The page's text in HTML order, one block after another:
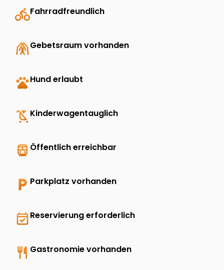
directions_bikeFahrradfreundlich
folded_handsGebetsraum vorhanden
petsHund erlaubt
child_friendly Kinderwagentauglich
directions_transit Öffentlich erreichbar
local_parking Parkplatz vorhanden
event_availableReservierung erforderlich
restaurant Gastronomie vorhanden